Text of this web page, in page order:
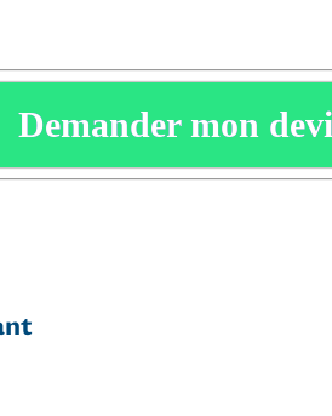
Demander mon